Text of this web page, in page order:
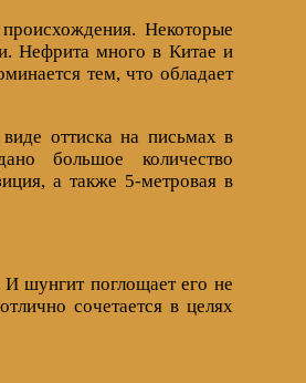
Некоторые
Нефрита много в Китае и
тем, что обладает
оттиска на письмах в
большое количество
а также 5-метровая в
шунгит поглощает его не
сочетается в целях